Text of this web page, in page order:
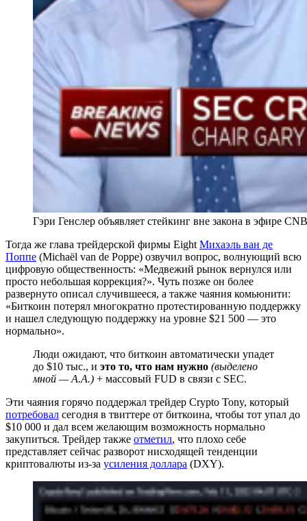
Гэри Генслер объявляет стейкинг вне закона в эфире
Тогда же глава трейдерской фирмы Eight Михаэль ван де
Поппе (Michaël van de Poppe) озвучил вопрос, волнующий всю
цифровую общественность: «Медвежий рынок вернулся или
просто небольшая коррекция?». Чуть позже он более
развернуто описал случившееся, а также чаяния комьюнити:
«Биткоин потерял многократно протестированную поддержку
и нашел следующую поддержку на уровне $21 500 — это
нормально».
Люди ожидают, что биткоин автоматически упадет
до $10 тыс., и это то, что нам нужно (выделено
мной — А.А.) + массовый FUD в связи с SEC.
Эти чаяния горячо поддержал трейдер Crypto Tony, который
потребовал сегодня в твиттере от биткоина, чтобы тот упал до
$10 000 и дал всем желающим возможность нормально
закупиться. Трейдер также отметил, что плохо себе
представляет сейчас разворот нисходящей тенденции
криптовалюты из-за усиления доллара (DXY).